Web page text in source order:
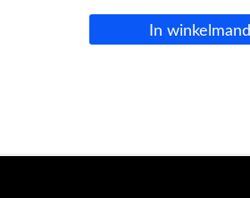
In winkelmand